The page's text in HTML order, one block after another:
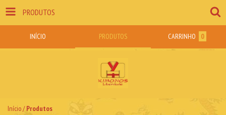
PRODUTOS
INÍCIO PRODUTOS CARRINHO 0
Início/ Produtos